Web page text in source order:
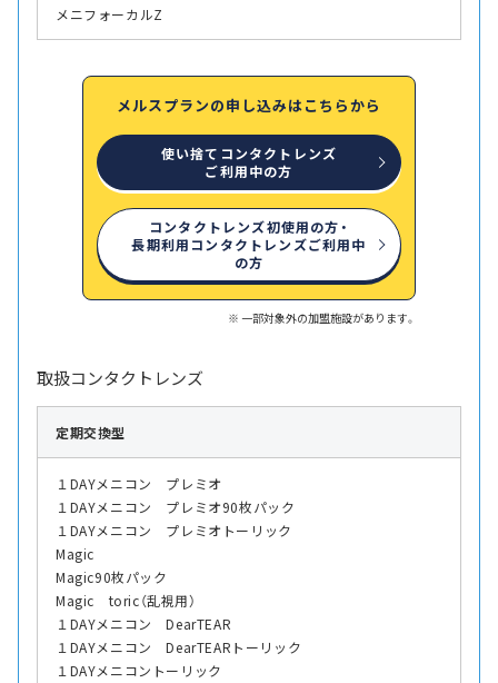
メニフォーカルZ
メルスプランの申し込みはこちらから
使い捨てコンタクトレンズ
ご利用中の方
コンタクトレンズ初使用の方・
長期利用コンタクトレンズご利用中
の方
一部対象外の加盟施設があります。
取扱コンタクトレンズ
定期交換型
１DAYメニコン プレミオ
１DAYメニコン プレミオ90枚パック
１DAYメニコン プレミオトーリック
Magic
Magic90枚パック
Magic toric（乱視用）
１DAYメニコン DearTEAR
１DAYメニコン DearTEARトーリック
１DAYメニコントーリック